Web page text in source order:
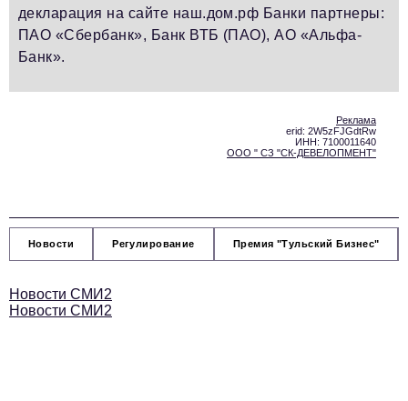
декларация на сайте наш.дом.рф Банки партнеры:
ПАО «Сбербанк», Банк ВТБ (ПАО), АО «Альфа-
Банк».
Реклама
erid: 2W5zFJGdtRw
ИНН: 7100011640
ООО " СЗ "СК-ДЕВЕЛОПМЕНТ"
Новости Регулирование Премия "Тульский Бизнес"
Новости СМИ2
Новости СМИ2